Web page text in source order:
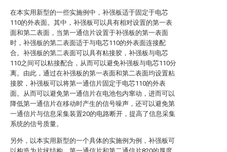
在本实用新型的一些实施例中，补强板适于固定于电芯
110的外表面。其中，补强板可以具有相对设置的第一表
面和第二表面，当第一通信片设置于补强板的第一表面
时，补强板的第二表面适于与电芯110的外表面连接配
合。补强板的第二表面可以具有粘接胶，补强板与电芯
110之间可以粘接配合，从而可以避免补强板与电芯110分
离。由此，通过在补强板的第一表面和第二表面均设置粘
接胶，补强板可以将第一通信片固定于电芯110的外表
面。从而可以避免第一通信片在电池包内窜动，进而可以
降低第一通信片在移动时产生的信号噪声，还可以避免第
一通信片与信息采集装置20的电路断开，提高了信息采集
系统的信号质量。
另外，以本实用新型的一个具体的实施例为例，补强板可